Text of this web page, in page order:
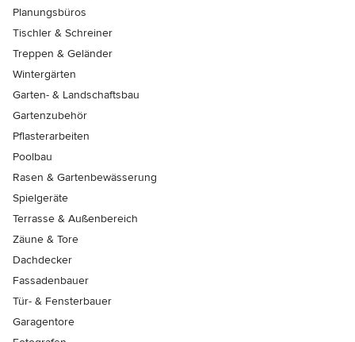
Planungsbüros
Tischler & Schreiner
Treppen & Geländer
Wintergärten
Garten- & Landschaftsbau
Gartenzubehör
Pflasterarbeiten
Poolbau
Rasen & Gartenbewässerung
Spielgeräte
Terrasse & Außenbereich
Zäune & Tore
Dachdecker
Fassadenbauer
Tür- & Fensterbauer
Garagentore